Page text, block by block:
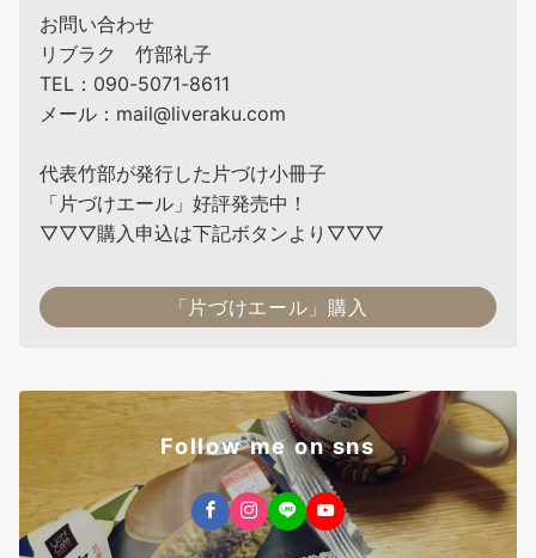
お問い合わせ
リブラク 竹部礼子
TEL：090-5071-8611
メール：mail@liveraku.com
代表竹部が発行した片づけ小冊子
「片づけエール」好評発売中！
▽▽▽購入申込は下記ボタンより▽▽▽
「片づけエール」購入
Follow me on sns